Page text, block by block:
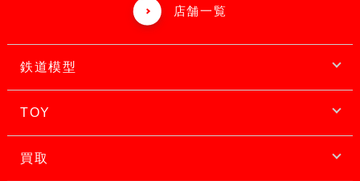
店舗一覧
鉄道模型
TOY
買取